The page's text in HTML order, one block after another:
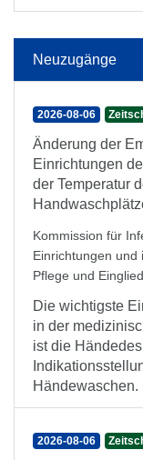
Neuzugänge
2026-08-06
Änderung der
Einrichtungen
der Temperatur
Kommission für
Einrichtungen
Pflege und
Die wichtigste
in der
ist die
Händewaschen.
2026-08-06